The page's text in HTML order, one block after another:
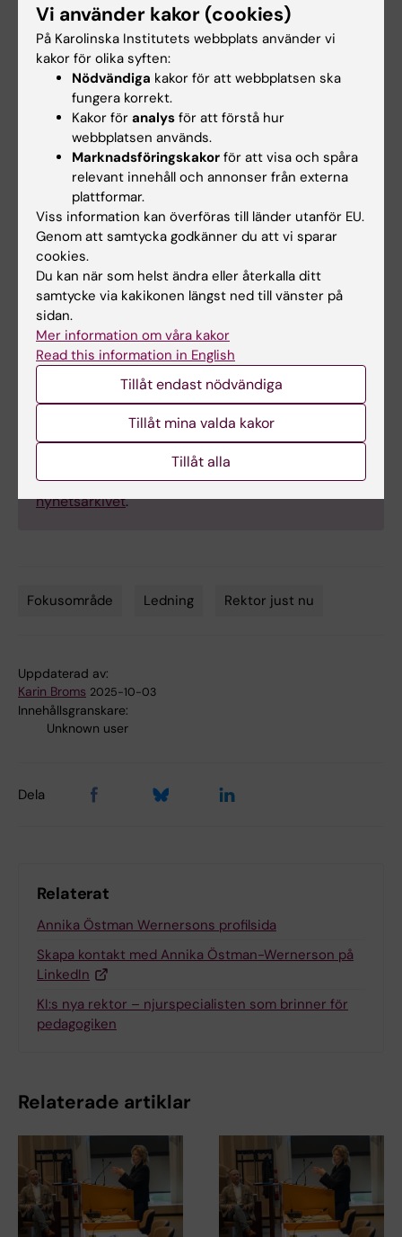
Välkommen att ställa frågor
Nu pågår dialogen i campusgrupper och
kollegiala organ. Vi i universitetsledningen vill
även bjuda in alla medarbetare till ett
webbinarium den 17 september kl 8
berätta mer och svara på frågor. Det går bra
att redan nu skicka in frågor och anmäla sig.
Anmäl dig till webbinariet 17 september i Teams
Rektor just nu
Annika Östman Wernerson skriver om aktuella
frågor för universitetet under vinjetten "Rektor just
nu". Hennes texter publiceras bland annat på
sidan
i nyhetsbrevet KI-nytt till KI:s medarbetare.
Tidigare publicerade texter finnas att läsa i
nyhetsarkivet.
Fokusområde Ledning Rektor just nu
Uppdaterad av:
Karin Broms 2025-10-03
Innehållsgranskare:
Unknown user
Dela
Relaterat
Annika Östman Wernersons profilsida
Skapa kontakt med Annika Östman-Wernerson på
LinkedIn
KI:s nya rektor – njurspecialisten som brinner för
pedagogiken
Relaterade artiklar
Vi använder kakor (cookies)
På Karolinska Institutets webbplats använder vi
kakor för olika syften:
Nödvändiga kakor för att webbplatsen ska
fungera korrekt.
Kakor för analys för att förstå hur
webbplatsen används.
Marknadsföringskakor för att visa och spåra
relevant innehåll och annonser från externa
plattformar.
Viss information kan överföras till länder utanför EU.
Genom att samtycka godkänner du att vi sparar
cookies.
Du kan när som helst ändra eller återkalla ditt
samtycke via kakikonen längst ned till vänster på
sidan.
Mer information om våra kakor
Read this information in English
Tillåt endast nödvändiga
Tillåt mina valda kakor
Tillåt alla